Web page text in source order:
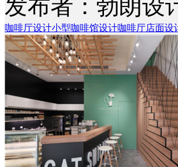
发布者：勃朗设
咖啡厅设计小型咖啡馆设计咖啡厅店面设